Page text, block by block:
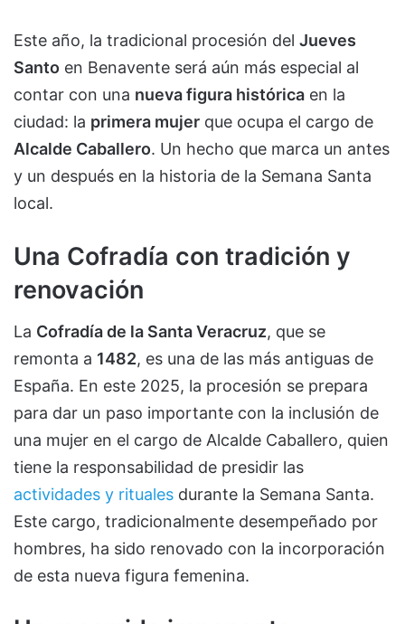
Este año, la tradicional procesión del Jueves
Santo en Benavente será aún más especial al
contar con una nueva figura histórica en la
ciudad: la primera mujer que ocupa el cargo de
Alcalde Caballero. Un hecho que marca un antes
y un después en la historia de la Semana Santa
local.
Una Cofradía con tradición y
renovación
La Cofradía de la Santa Veracruz, que se
remonta a 1482, es una de las más antiguas de
España. En este 2025, la procesión se prepara
para dar un paso importante con la inclusión de
una mujer en el cargo de Alcalde Caballero, quien
tiene la responsabilidad de presidir las
actividades y rituales durante la Semana Santa.
Este cargo, tradicionalmente desempeñado por
hombres, ha sido renovado con la incorporación
de esta nueva figura femenina.